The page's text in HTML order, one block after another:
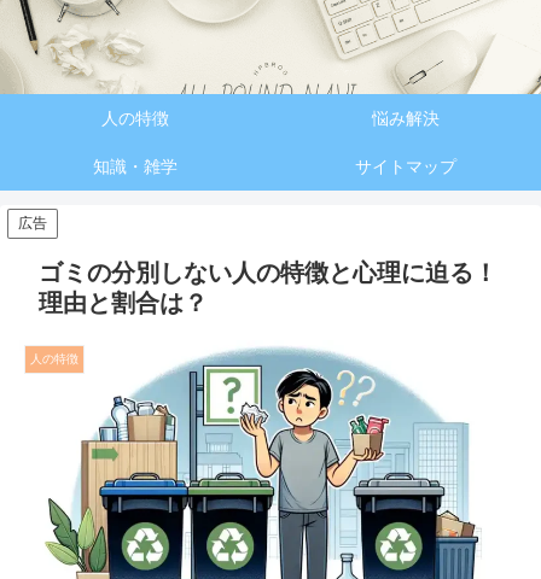
人の特徴 悩み解決
知識・雑学 サイトマップ
広告
ゴミの分別しない人の特徴と心理に迫る！
理由と割合は？
人の特徴